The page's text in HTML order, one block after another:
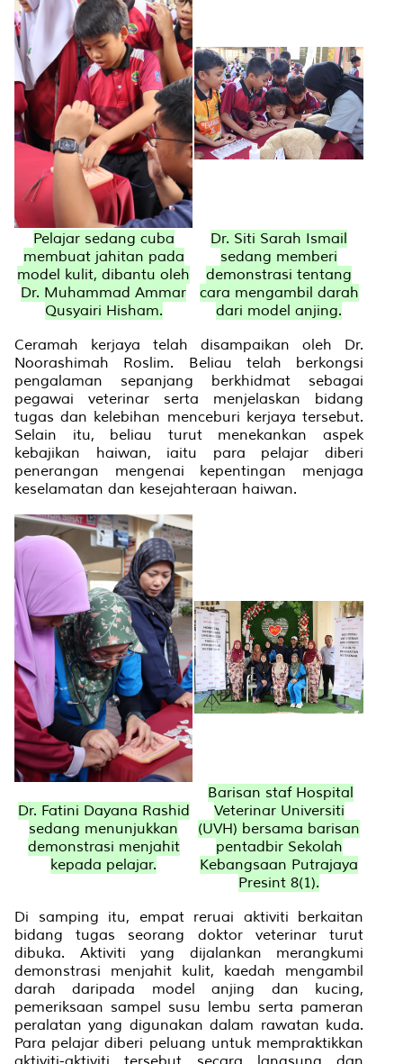
Pelajar sedang cuba
membuat jahitan pada
model kulit, dibantu oleh
Dr. Muhammad Ammar
Qusyairi Hisham.
Dr. Siti Sarah Ismail
sedang memberi
demonstrasi tentang
cara mengambil darah
dari model anjing.
Ceramah kerjaya telah disampaikan oleh Dr.
Noorashimah Roslim. Beliau telah berkongsi
pengalaman sepanjang berkhidmat sebagai
pegawai veterinar serta menjelaskan bidang
tugas dan kelebihan menceburi kerjaya tersebut.
Selain itu, beliau turut menekankan aspek
kebajikan haiwan, iaitu para pelajar diberi
penerangan mengenai kepentingan menjaga
keselamatan dan kesejahteraan haiwan.
Dr. Fatini Dayana Rashid
sedang menunjukkan
demonstrasi menjahit
kepada pelajar.
Barisan staf Hospital
Veterinar Universiti
(UVH) bersama barisan
pentadbir Sekolah
Kebangsaan Putrajaya
Presint 8(1).
Di samping itu, empat reruai aktiviti berkaitan
bidang tugas seorang doktor veterinar turut
dibuka. Aktiviti yang dijalankan merangkumi
demonstrasi menjahit kulit, kaedah mengambil
darah daripada model anjing dan kucing,
pemeriksaan sampel susu lembu serta pameran
peralatan yang digunakan dalam rawatan kuda.
Para pelajar diberi peluang untuk mempraktikkan